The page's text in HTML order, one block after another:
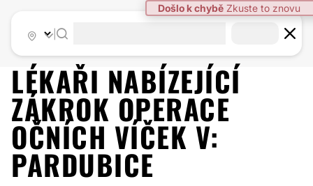
LÉKAŘI NABÍZEJÍCÍ
ZÁKROK OPERACE
OČNÍCH VÍČEK V:
PARDUBICE